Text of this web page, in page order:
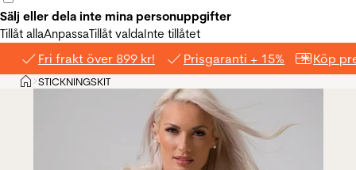
Sälj eller dela inte mina personuppgifter
Tillåt allaAnpassaTillåt valdaInte tillåtet
Fri frakt över 899 kr! Prisgaranti + 15% Köp
Hem
>STICKNINGSKIT